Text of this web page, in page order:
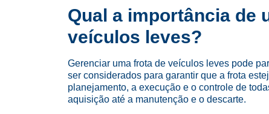
Qual a importância de
veículos leves?
Gerenciar uma frota de veículos leves pode
ser considerados para garantir que a frota
planejamento, a execução e o controle de
aquisição até a manutenção e o descarte.